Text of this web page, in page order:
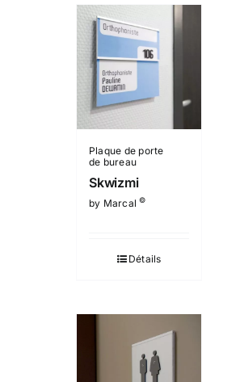
Plaque de porte
de bureau
Skwizmi
by Marcal©
Détails